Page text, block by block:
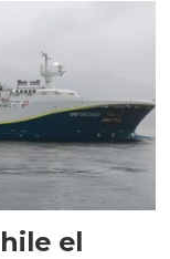
el